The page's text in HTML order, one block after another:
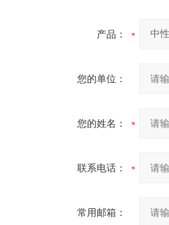
产品：
您的单位：
您的姓名：
联系电话：
常用邮箱：